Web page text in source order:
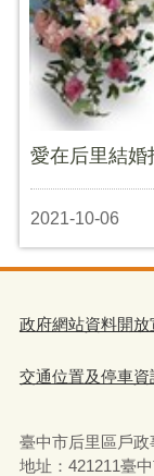
愛在后里結婚
2021-10-06
政府網站資料開放
交通位置及停車資
臺中市后里區戶政
地址： 421211臺